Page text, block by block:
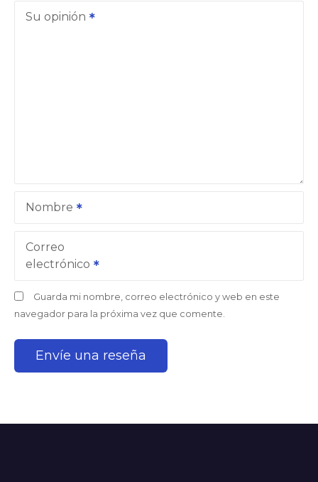
Su opinión
Nombre
Correo
electrónico
Guarda mi nombre, correo electrónico y web en este
navegador para la próxima vez que comente.